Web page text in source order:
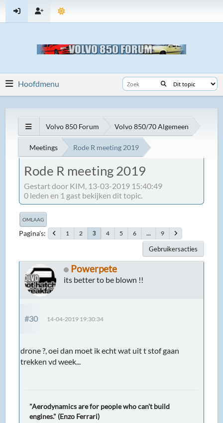
Hoofdmenu
Volvo 850 Forum Volvo 850/70 Algemeen
Meetings Rode R meeting 2019
Rode R meeting 2019
Gestart door KIM, 13-03-2019 15:40:49
0 leden en 1 gast bekijken dit topic.
OMLAAG
Pagina's 1 2 3 4 5 6 ... 9
Gebruikersacties
Powerpete
its better to be blown !!
#30 14-04-2019 19:30:34
drone ?, oei dan moet ik echt wat uit t stof gaan
trekken vd week...
"Aerodynamics are for people who can't build
engines." (Enzo Ferrari)